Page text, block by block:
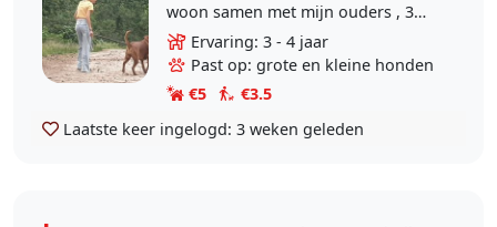
woon samen met mijn ouders , 3
broers en zus en onze 4 jarige
Boxer in 't Hool. Ik ben een echte
hondenvriend en..
Ervaring: 3 - 4 jaar
Past op: grote en kleine honden
€5
€3.5
Laatste keer ingelogd: 3 weken geleden